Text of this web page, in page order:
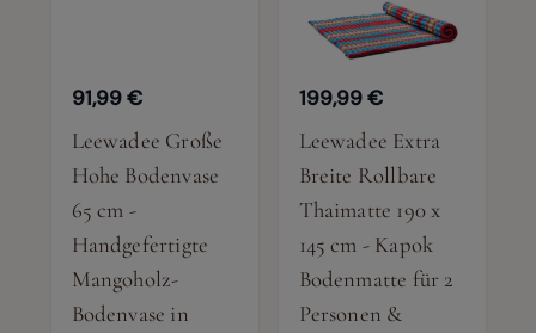
91,99 €
Leewadee Große
Hohe Bodenvase
65 cm -
Handgefertigte
Mangoholz-
Bodenvase in
199,99 €
Leewadee Extra
Breite Rollbare
Thaimatte 190 x
145 cm - Kapok
Bodenmatte für 2
Personen &